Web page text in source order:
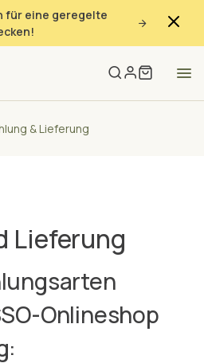
für eine geregelte
& Lieferung
Lieferung
Onlineshop